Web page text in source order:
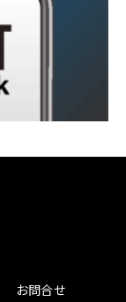
お問合せ